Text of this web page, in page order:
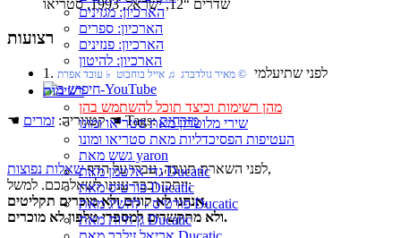
הארכיון: מגזינים
הארכיון: ספרים
הארכיון: פנזינים
הארכיון: להיטון
רשימות
מהן רשימות וכיצד תוכל להשתמש בהן
שירי מלוטרון מאת סטריאו ומונו
העטיפות הפסיכדליות מאת סטריאו ומונו
גשש מאת yaron
גדי אלטמן מאת Ducatic
פורטיס מאת Ducatic
פורטיס - להשיג מאת Ducatic
גן חיות מאת Ducatic
שדרים “12, ישראל, 1993, סטריאו
רצועות
1. לפני שתיעלמי © מאיר גולדברג ♫ אייל בוחבוט ♭ עובד אפרת
☚ קטגוריה: זמרים ☚ Tags:מזרחית
לפני השארת תגובה, עברו על הדףשאלות נפוצות
,
ייתכן וכבר ענינו לשאלתכם. למשל:
אנחנו לא קונים ולא מוכרים תקליטים,
ולא מתקשרים למספרי טלפון לא מוכרים.